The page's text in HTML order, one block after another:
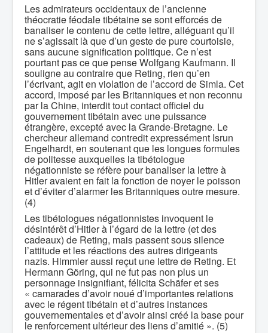
Les admirateurs occidentaux de l’ancienne
théocratie féodale tibétaine se sont efforcés de
banaliser le contenu de cette lettre, alléguant qu’il
ne s’agissait là que d’un geste de pure courtoisie,
sans aucune signification politique. Ce n’est
pourtant pas ce que pense Wolfgang Kaufmann. Il
souligne au contraire que Reting, rien qu’en
l’écrivant, agit en violation de l’accord de Simla. Cet
accord, imposé par les Britanniques et non reconnu
par la Chine, interdit tout contact officiel du
gouvernement tibétain avec une puissance
étrangère, excepté avec la Grande-Bretagne. Le
chercheur allemand contredit expressément Isrun
Engelhardt, en soutenant que les longues formules
de politesse auxquelles la tibétologue
négationniste se réfère pour banaliser la lettre à
Hitler avaient en fait la fonction de noyer le poisson
et d’éviter d’alarmer les Britanniques outre mesure.
(4)
Les tibétologues négationnistes invoquent le
désintérêt d’Hitler à l’égard de la lettre (et des
cadeaux) de Reting, mais passent sous silence
l’attitude et les réactions des autres dirigeants
nazis. Himmler aussi reçut une lettre de Reting. Et
Hermann Göring, qui ne fut pas non plus un
personnage insignifiant, félicita Schäfer et ses
« camarades d’avoir noué d’importantes relations
avec le régent tibétain et d’autres instances
gouvernementales et d’avoir ainsi créé la base pour
le renforcement ultérieur des liens d’amitié ». (5)